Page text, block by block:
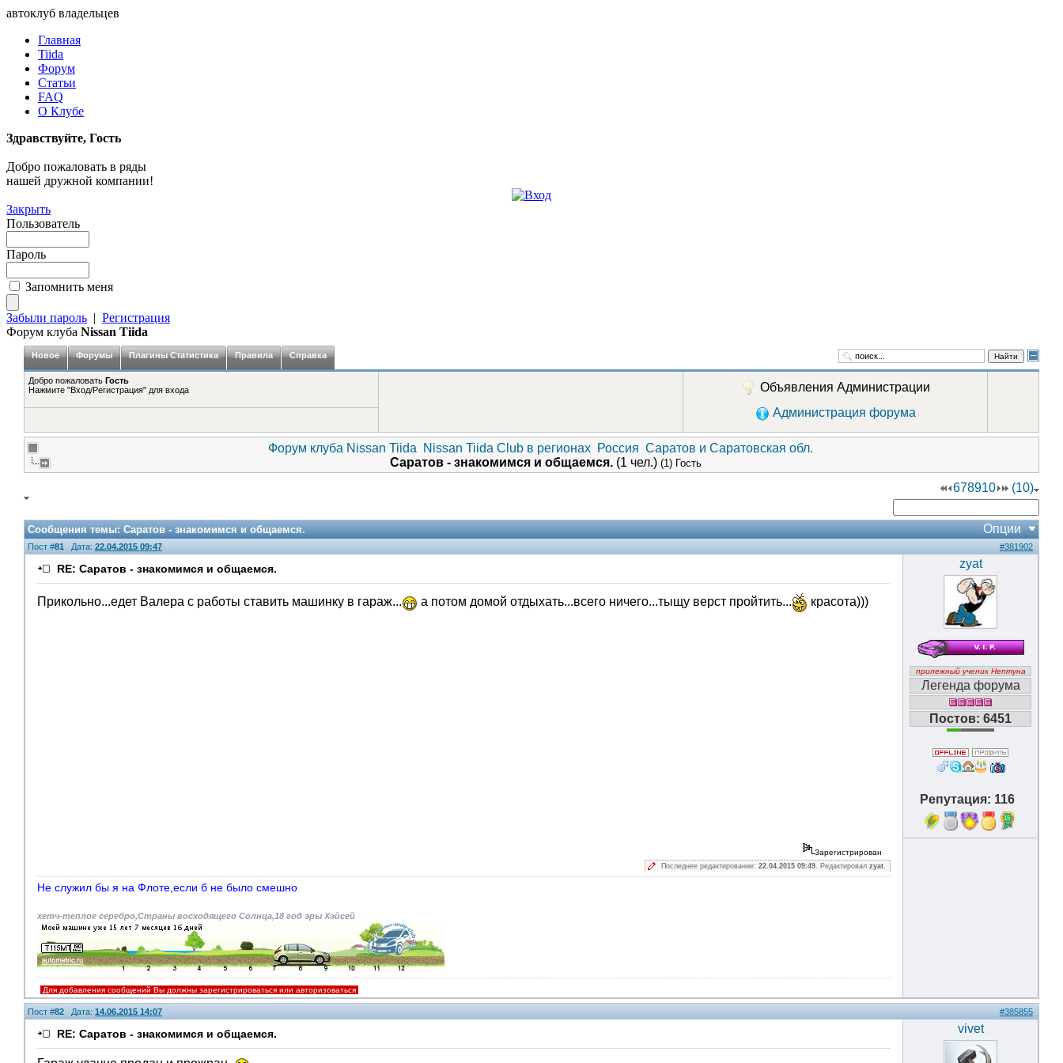
автоклуб владельцев
Главная
Tiida
Форум
Статьи
FAQ
О Клубе
Здравствуйте, Гость
Добро пожаловать в ряды
нашей дружной компании!
Закрыть
Пользователь
Пароль
Запомнить меня
Забыли пароль | Регистрация
Форум клуба Nissan Tiida
Новое Форумы Плагины Статистика Правила Справка Найти
Добро пожаловать Гость
Нажмите "Вход/Регистрация" для входа
Объявления Администрации
Администрация форума
Форум клуба Nissan Tiida Nissan Tiida Club в регионах Россия Саратов и Саратовская обл.
Саратов - знакомимся и общаемся. (1 чел.) (1) Гость
678910 (10)
Сообщения темы:Саратов - знакомимся и общаемся. Опции
Пост #81 Дата: 22.04.2015 09:47 #381902
RE: Саратов - знакомимся и общаемся.
Прикольно...едет Валера с работы ставить машинку в гараж... а потом домой отдыхать...всего ничего...тыщу верст пройтить... красота)))
zyat
прилежный ученик Нептуна
Легенда форума
Постов: 6451
Репутация: 116
15
Зарегистрирован
Последнее редактирование: 22.04.2015 09:49. Редактировал zyat.
Не служил бы я на Флоте,если б не было смешно
хетч-теплое серебро,Страны восходящего Солнца,18 год эры Хэйсей
Для добавления сообщений Вы должны зарегистрироваться или авторизоваться
Пост #82 Дата: 14.06.2015 14:07 #385855
RE: Саратов - знакомимся и общаемся. vivet